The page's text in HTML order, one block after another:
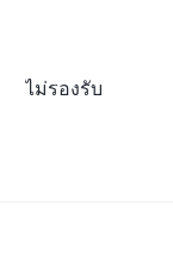
ไม่รองรับ